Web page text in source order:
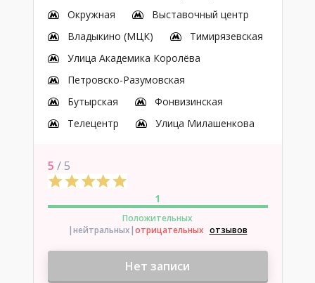
Окружная
Выставочный центр
Владыкино (МЦК)
Тимирязевская
Улица Академика Королёва
Петровско-Разумовская
Бутырская
Фонвизинская
Телецентр
Улица Милашенкова
5 / 5
1
Положительных
|нейтральных|отрицательных отзывов
Нет записи